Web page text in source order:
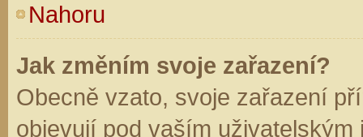
Nahoru
Jak změním svoje zařazení?
Obecně vzato, svoje zařazení
objevují pod vaším